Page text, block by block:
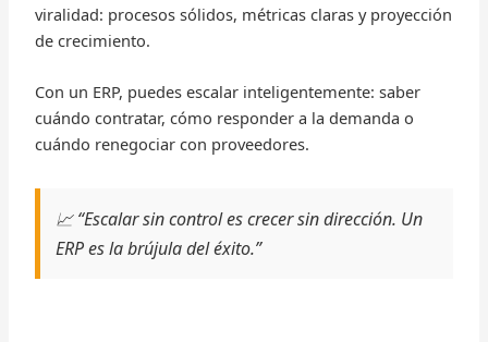
viralidad: procesos sólidos, métricas claras y proyección
de crecimiento.
Con un ERP, puedes escalar inteligentemente: saber
cuándo contratar, cómo responder a la demanda o
cuándo renegociar con proveedores.
📈 “Escalar sin control es crecer sin dirección. Un
ERP es la brújula del éxito.”